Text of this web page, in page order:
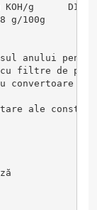
g      DIN
100g      DIN
anului pentru
filtre de
convertoare
ale